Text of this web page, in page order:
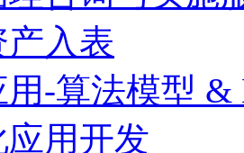
入表
用-算法模型 &
用开发